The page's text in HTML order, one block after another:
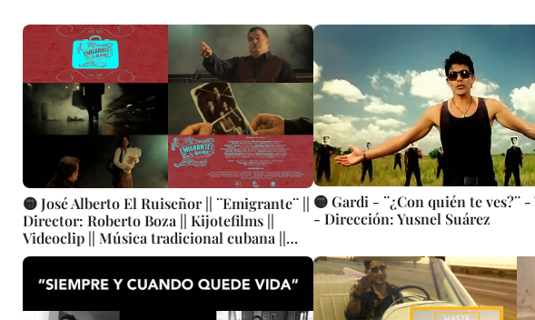
🟡 José Alberto El Ruiseñor || ¨Emigrante¨ ||
Director: Roberto Boza || Kijotefilms ||
Videoclip || Música tradicional cubana ||
CUBA
🟡 Gardi - ¨¿Con quién te ves?¨
- Dirección: Yusnel Suárez